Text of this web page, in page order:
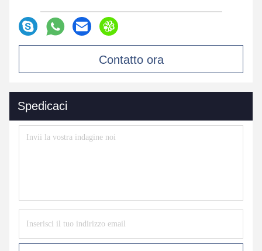
Contatto ora
Spedicaci